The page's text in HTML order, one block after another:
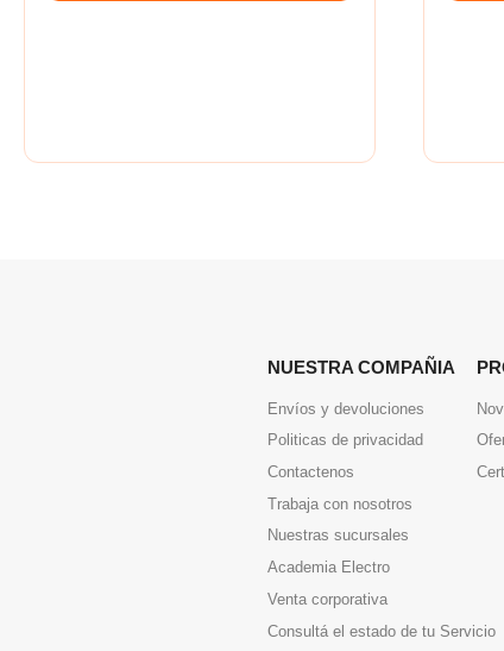
NUESTRA COMPAÑIA
Envíos y devoluciones
Politicas de privacidad
Contactenos
Trabaja con nosotros
Nuestras sucursales
Academia Electro
Venta corporativa
Consultá el estado de tu Servicio